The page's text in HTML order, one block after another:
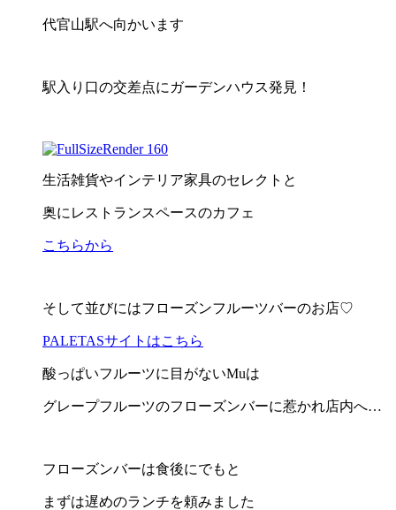
代官山駅へ向かいます
駅入り口の交差点にガーデンハウス発見！
生活雑貨やインテリア家具のセレクトと
奥にレストランスペースのカフェ
こちらから
そして並びにはフローズンフルーツバーのお店♡
PALETASサイトはこちら
酸っぱいフルーツに目がないMuは
グレープフルーツのフローズンバーに惹かれ店内へ…
フローズンバーは食後にでもと
まずは遅めのランチを頼みました